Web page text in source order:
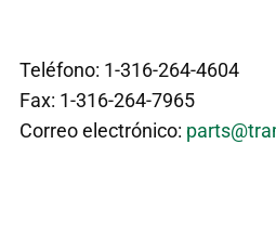
Teléfono: 1-316-264-4604
Fax: 1-316-264-7965
Correo electrónico: